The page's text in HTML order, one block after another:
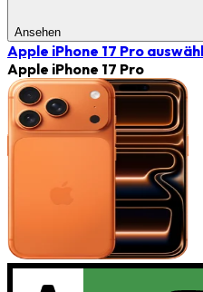
Ansehen
Apple iPhone 17 Pro
Apple iPhone 17 Pro